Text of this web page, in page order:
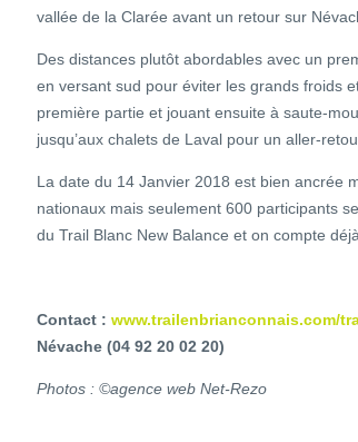
vallée de la Clarée avant un retour sur
Des distances plutôt abordables avec un
en versant sud pour éviter les grands froids
première partie et jouant ensuite à saute-
jusqu’aux chalets de Laval pour un aller-
La date du 14 Janvier 2018 est bien ancrée
nationaux mais seulement 600 participants
du Trail Blanc New Balance et on compte
Contact : www.trailenbrianconnais.com/
Névache (04 92 20 02 20)
Photos : ©agence web Net-Rezo